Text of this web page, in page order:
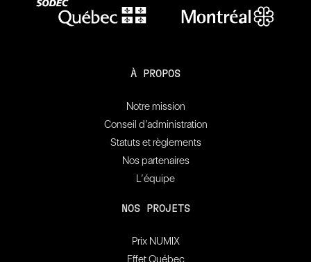
À PROPOS
Notre mission
Conseil d’administration
Statuts et règlements
Nos partenaires
L’équipe
NOS PROJETS
Prix NUMIX
Effet Québec